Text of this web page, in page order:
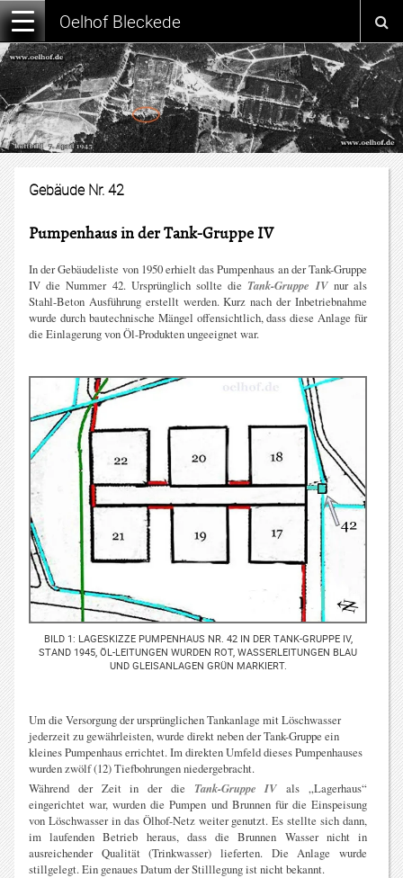
Oelhof Bleckede
Gebäude Nr. 42
Pumpenhaus in der Tank-Gruppe IV
In der Gebäudeliste von 1950 erhielt das Pumpenhaus an der Tank-Gruppe
IV die Nummer 42. Ursprünglich sollte die Tank-Gruppe IV nur als
Stahl-Beton Ausführung erstellt werden. Kurz nach der Inbetriebnahme
wurde durch bautechnische Mängel offensichtlich, dass diese Anlage für
die Einlagerung von Öl-Produkten ungeeignet war.
BILD 1: LAGESKIZZE PUMPENHAUS NR. 42 IN DER TANK-GRUPPE IV,
STAND 1945, ÖL-LEITUNGEN WURDEN ROT, WASSERLEITUNGEN BLAU
UND GLEISANLAGEN GRÜN MARKIERT.
Um die Versorgung der ursprünglichen Tankanlage mit Löschwasser
jederzeit zu gewährleisten, wurde direkt neben der Tank-Gruppe ein
kleines Pumpenhaus errichtet. Im direkten Umfeld dieses Pumpenhauses
wurden zwölf (12) Tiefbohrungen niedergebracht.
Während der Zeit in der die Tank-Gruppe IV als „Lagerhaus“
eingerichtet war, wurden die Pumpen und Brunnen für die Einspeisung
von Löschwasser in das Ölhof-Netz weiter genutzt. Es stellte sich dann,
im laufenden Betrieb heraus, dass die Brunnen Wasser nicht in
ausreichender Qualität (Trinkwasser) lieferten. Die Anlage wurde
stillgelegt. Ein genaues Datum der Stilllegung ist nicht bekannt.